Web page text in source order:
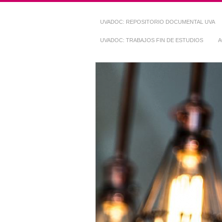
UVADOC: REPOSITORIO DOCUMENTAL UVA
UVADOC: TRABAJOS FIN DE ESTUDIOS
Repositorio
~ UVaDOC